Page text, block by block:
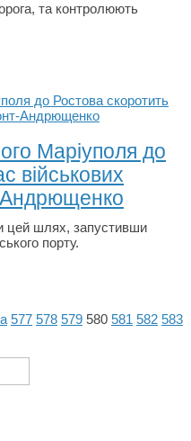
та контролюють
Маріуполя до
військових
цей шлях, запустивши
порту.
577 578 579 580 581 582 583